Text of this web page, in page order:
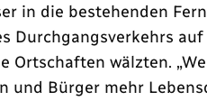
in die bestehenden
Durchgangsverkehrs
wälzten.
Bürger mehr